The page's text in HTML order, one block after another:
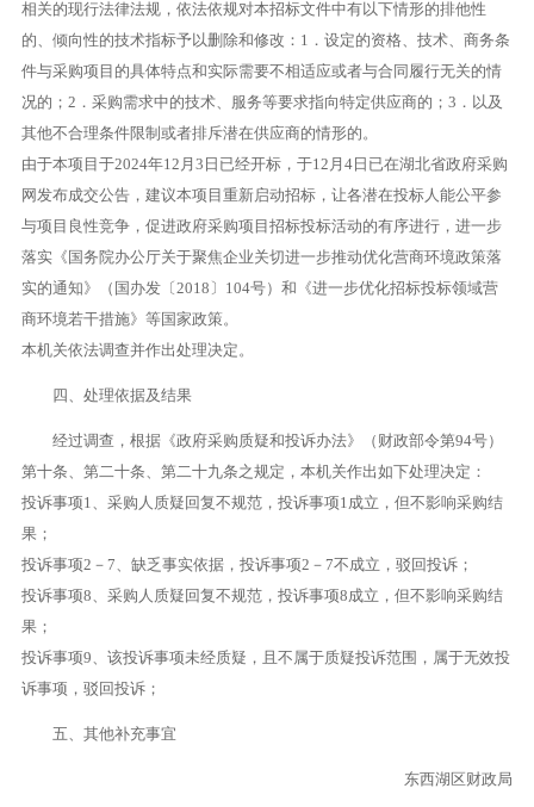
相关的现行法律法规，依法依规对本招标文件中有以下情形的排他性
的、倾向性的技术指标予以删除和修改：1．设定的资格、技术、商务条
件与采购项目的具体特点和实际需要不相适应或者与合同履行无关的情
况的；2．采购需求中的技术、服务等要求指向特定供应商的；3．以及
其他不合理条件限制或者排斥潜在供应商的情形的。
由于本项目于2024年12月3日已经开标，于12月4日已在湖北省政府采购
网发布成交公告，建议本项目重新启动招标，让各潜在投标人能公平参
与项目良性竞争，促进政府采购项目招标投标活动的有序进行，进一步
落实《国务院办公厅关于聚焦企业关切进一步推动优化营商环境政策落
实的通知》（国办发〔2018〕104号）和《进一步优化招标投标领域营
商环境若干措施》等国家政策。
本机关依法调查并作出处理决定。
四、处理依据及结果
经过调查，根据《政府采购质疑和投诉办法》（财政部令第94号）
第十条、第二十条、第二十九条之规定，本机关作出如下处理决定：
投诉事项1、采购人质疑回复不规范，投诉事项1成立，但不影响采购结
果；
投诉事项2－7、缺乏事实依据，投诉事项2－7不成立，驳回投诉；
投诉事项8、采购人质疑回复不规范，投诉事项8成立，但不影响采购结
果；
投诉事项9、该投诉事项未经质疑，且不属于质疑投诉范围，属于无效投
诉事项，驳回投诉；
五、其他补充事宜
东西湖区财政局